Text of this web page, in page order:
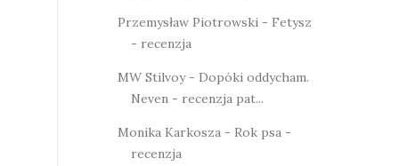
Przemysław Piotrowski - Fetysz
- recenzja
MW Stilvoy - Dopóki oddycham.
Neven - recenzja pat...
Monika Karkosza - Rok psa -
recenzja